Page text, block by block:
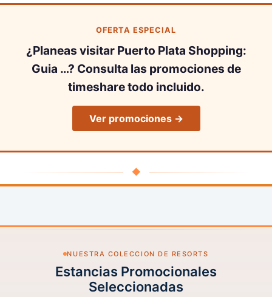
OFERTA ESPECIAL
¿Planeas visitar Puerto Plata Shopping:
Guia …? Consulta las promociones de
timeshare todo incluido.
Ver promociones →
◆
NUESTRA COLECCION DE RESORTS
Estancias Promocionales
Seleccionadas